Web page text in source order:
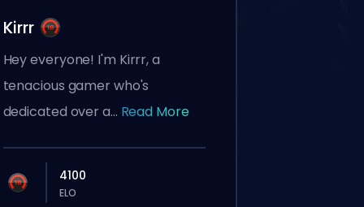
Kirrr
Hey everyone! I'm Kirrr, a
tenacious gamer who's
dedicated over a... Read More
4100
ELO